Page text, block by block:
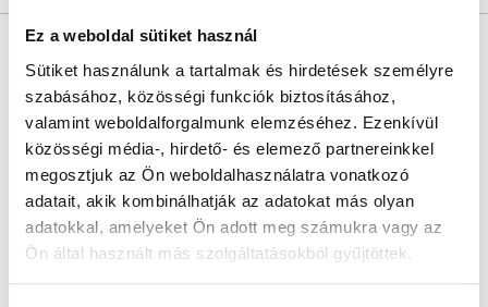
Ez a weboldal sütiket használ
Sütiket használunk a tartalmak és hirdetések személyre
szabásához, közösségi funkciók biztosításához,
valamint weboldalforgalmunk elemzéséhez. Ezenkívül
közösségi média-, hirdető- és elemező partnereinkkel
megosztjuk az Ön weboldalhasználatra vonatkozó
adatait, akik kombinálhatják az adatokat más olyan
adatokkal, amelyeket Ön adott meg számukra vagy az
Ön által használt más szolgáltatásokból gyűjtöttek.
Dr. Szalontai László PhD.
Ultrahangos szakorvos
4.9
9 értékelés
Coordimed Rendelő
Budapest, II. kerület, Völgy utca 5/a 4-es kapucsengő második épület.
Következő időpont:augusztus 10.
Árlista Összes időpont Profil